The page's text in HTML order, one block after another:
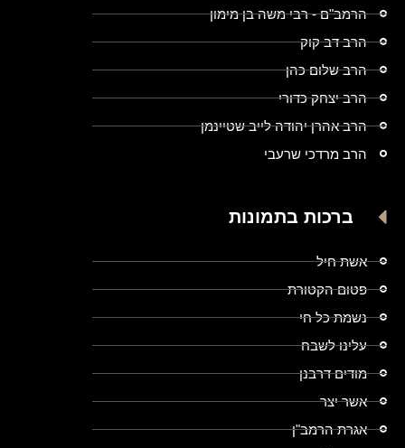
הרמב"ם - רבי משה בן מימון
הרב דב קוק
הרב שלום כהן
הרב יצחק כדורי
הרב אהרן יהודה לייב שטיינמן
הרב מרדכי שרעבי
ברכות בתמונות
אשת חיל
פטום הקטורת
נשמת כל חי
עלינו לשבח
מודים דרבנן
אשר יצר
אגרת הרמב"ן